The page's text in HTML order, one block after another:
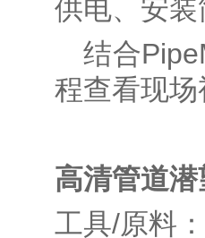
供电、安
结合
程查看现
高清管道
工具/原料：